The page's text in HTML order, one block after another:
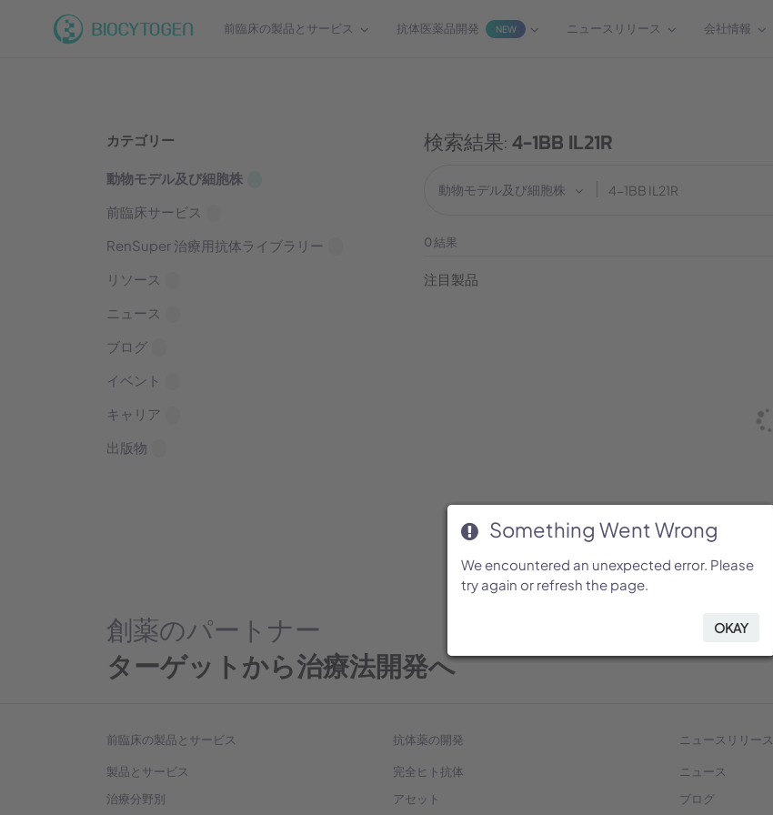
前臨床の製品とサービス 抗体医薬品開発 NEW ニュースリリース 会社情報
カテゴリー
動物モデル及び細胞株
前臨床サービス
RenSuper 治療用抗体ライブラリー
リソース
ニュース
ブログ
イベント
キャリア
出版物
検索結果:4-1BB IL21R
動物モデル及び細胞株
0結果
注目製品
創薬のパートナー
ターゲットから治療法開発へ
前臨床の製品とサービス
製品とサービス
治療分野別
抗体薬の開発
完全ヒト抗体
アセット
ニュースリリース
ニュース
ブログ
Something Went Wrong
We encountered an unexpected error. Please
try again or refresh the page.
OKAY
Something Went Wrong
We encountered an unexpected error. Please
try again or refresh the page.
OKAY
Something Went Wrong
We encountered an unexpected error. Please
try again or refresh the page.
OKAY
Something Went Wrong
We encountered an unexpected error. Please
try again or refresh the page.
OKAY
Something Went Wrong
We encountered an unexpected error. Please
try again or refresh the page.
OKAY
Something Went Wrong
We encountered an unexpected error. Please
try again or refresh the page.
OKAY